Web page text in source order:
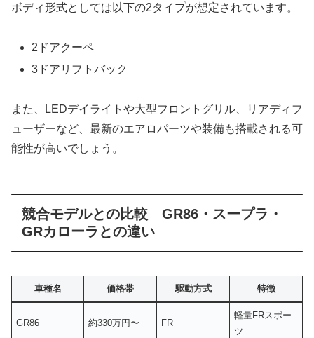
ボディ形式としては以下の2タイプが想定されています。
2ドアクーペ
3ドアリフトバック
また、LEDデイライトや大型フロントグリル、リアディフ
ューザーなど、最新のエアロパーツや装備も搭載される可
能性が高いでしょう。
競合モデルとの比較 GR86・スープラ・
GRカローラとの違い
車種名 価格帯 駆動方式 特徴
GR86 約330万円〜 FR
軽量FRスポー
ツ